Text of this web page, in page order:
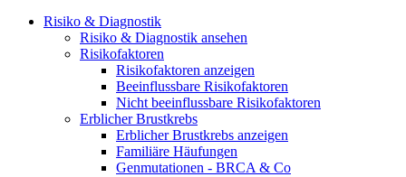
Risiko & Diagnostik
Risiko & Diagnostik ansehen
Risikofaktoren
Risikofaktoren anzeigen
Beeinflussbare Risikofaktoren
Nicht beeinflussbare Risikofaktoren
Erblicher Brustkrebs
Erblicher Brustkrebs anzeigen
Familiäre Häufungen
Genmutationen - BRCA & Co